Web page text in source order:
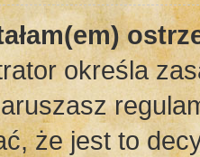
określa
że jest to